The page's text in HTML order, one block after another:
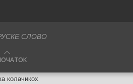
СЛОВО
колачикох